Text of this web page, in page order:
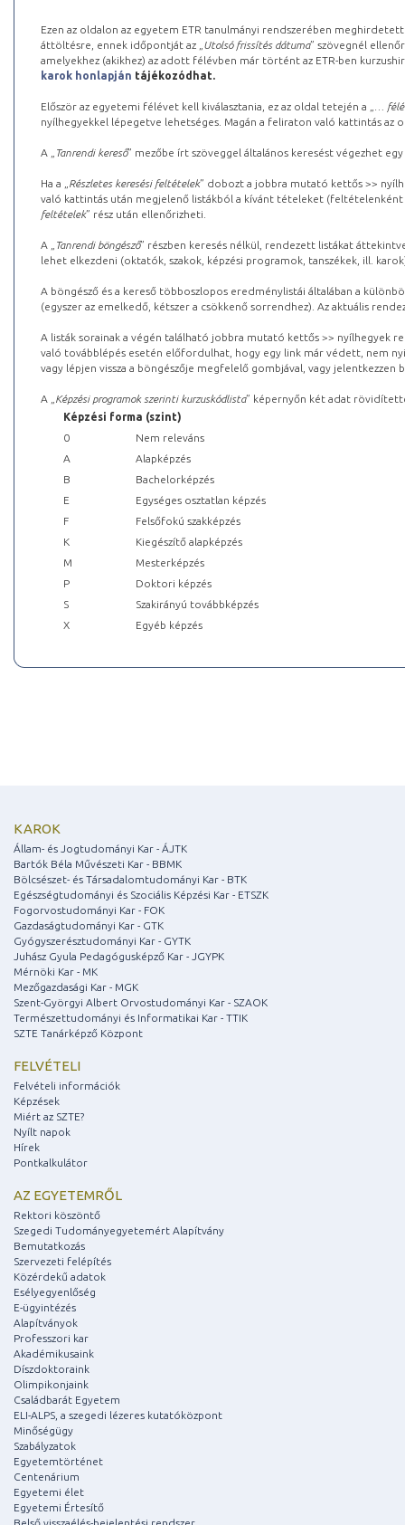
Ezen az oldalon az egyetem ETR tanulmányi rendszerében
áttöltésre, ennek időpontját az „ Utolsó frissítés dátuma” szövegnél
amelyekhez (akikhez) az adott félévben már történt az ETR-ben
karok honlapján tájékozódhat.
Először az egyetemi félévet kell kiválasztania, ez az oldal tetején a „
…
nyílhegyekkel lépegetve lehetséges. Magán a feliraton való kattintás az
A „ Tanrendi kereső” mezőbe írt szöveggel általános keresést végezhet
Ha a „ Részletes keresési feltételek” dobozt a jobbra mutató kettős >>
való kattintás után megjelenő listákból a kívánt tételeket (feltételenként
feltételek” rész után ellenőrizheti.
A „ Tanrendi böngésző” részben keresés nélkül, rendezett listákat
lehet elkezdeni (oktatók, szakok, képzési programok, tanszékek, ill.
A böngésző és a kereső többoszlopos eredménylistái általában a
(egyszer az emelkedő, kétszer a csökkenő sorrendhez). Az aktuális
A listák sorainak a végén található jobbra mutató kettős >> nyílhegyek
való továbblépés esetén előfordulhat, hogy egy link már védett, nem
vagy lépjen vissza a böngészője megfelelő gombjával, vagy
A „ Képzési programok szerinti kurzuskódlista” képernyőn két adat
Képzési forma (szint)
0
Nem releváns
A
Alapképzés
B
Bachelorképzés
E
Egységes osztatlan képzés
F
Felsőfokú szakképzés
K
Kiegészítő alapképzés
M
Mesterképzés
P
Doktori képzés
S
Szakirányú továbbképzés
X
Egyéb képzés
KAROK
Állam- és Jogtudományi Kar - ÁJTK
Bartók Béla Művészeti Kar - BBMK
Bölcsészet- és Társadalomtudományi Kar - BTK
Egészségtudományi és Szociális Képzési Kar - ETSZK
Fogorvostudományi Kar - FOK
Gazdaságtudományi Kar - GTK
Gyógyszerésztudományi Kar - GYTK
Juhász Gyula Pedagógusképző Kar - JGYPK
Mérnöki Kar - MK
Mezőgazdasági Kar - MGK
Szent-Györgyi Albert Orvostudományi Kar - SZAOK
Természettudományi és Informatikai Kar - TTIK
SZTE Tanárképző Központ
FELVÉTELI
Felvételi információk
Képzések
Miért az SZTE?
Nyílt napok
Hírek
Pontkalkulátor
AZ EGYETEMRŐL
Rektori köszöntő
Szegedi Tudományegyetemért Alapítvány
Bemutatkozás
Szervezeti felépítés
Közérdekű adatok
Esélyegyenlőség
E-ügyintézés
Alapítványok
Professzori kar
Akadémikusaink
Díszdoktoraink
Olimpikonjaink
Családbarát Egyetem
ELI-ALPS, a szegedi lézeres kutatóközpont
Minőségügy
Szabályzatok
Egyetemtörténet
Centenárium
Egyetemi élet
Egyetemi Értesítő